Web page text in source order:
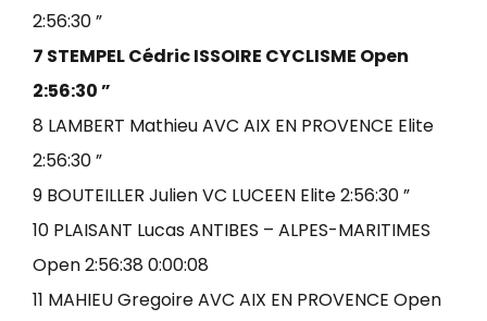
2:56:30 ”
7 STEMPEL Cédric ISSOIRE CYCLISME Open
2:56:30 ”
8 LAMBERT Mathieu AVC AIX EN PROVENCE Elite
2:56:30 ”
9 BOUTEILLER Julien VC LUCEEN Elite 2:56:30 ”
10 PLAISANT Lucas ANTIBES – ALPES-MARITIMES
Open 2:56:38 0:00:08
11 MAHIEU Gregoire AVC AIX EN PROVENCE Open